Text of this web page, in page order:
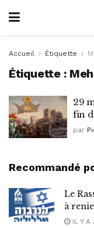
Accueil Étiquette
Étiquette :
29
fin
par
Recommandé
Le
à
IL Y A